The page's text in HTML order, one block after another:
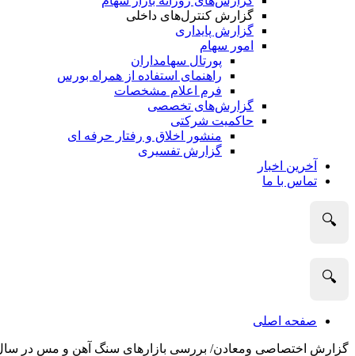
گزارش کنترل‌های داخلی
گزارش پایداری
امور سهام
پورتال سهامداران
راهنمای استفاده از همراه بورس
فرم اعلام مشخصات
گزارش‌های تخصصی
حاکمیت شرکتی
منشور اخلاق و رفتار حرفه­ ای
گزارش تفسیری
آخرین اخبار
تماس با ما
🔍
🔍
صفحه اصلی
گزارش اختصاصی ومعادن/ بررسی بازارهای سنگ آهن و مس در سال 2025 و نگاه تحلیلگران به